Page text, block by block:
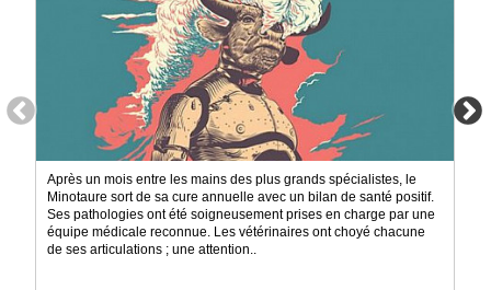
Après un mois entre les mains des plus grands spécialistes, le
Minotaure sort de sa cure annuelle avec un bilan de santé positif.
Ses pathologies ont été soigneusement prises en charge par une
équipe médicale reconnue. Les vétérinaires ont choyé chacune
de ses articulations ; une attention..